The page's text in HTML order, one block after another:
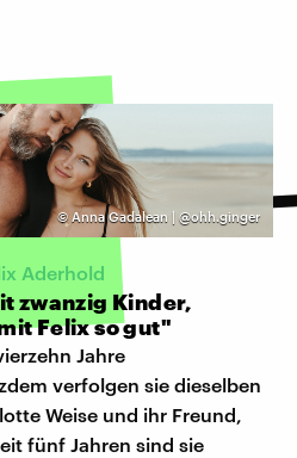
© Anna Gadalean | @ohh.ginger
Aderhold
zwanzig Kinder,
Felix so gut"
Jahre
verfolgen sie dieselben
Weise und ihr Freund,
fünf Jahren sind sie